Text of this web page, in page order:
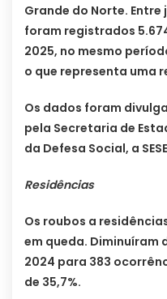
Grande do Norte.
foram registrados
2025, no mesmo
o que representa uma
Os dados foram
pela Secretaria de
da Defesa Social, a
Residências
Os roubos a
em queda. Diminuíram
2024 para 383
de 35,7%.